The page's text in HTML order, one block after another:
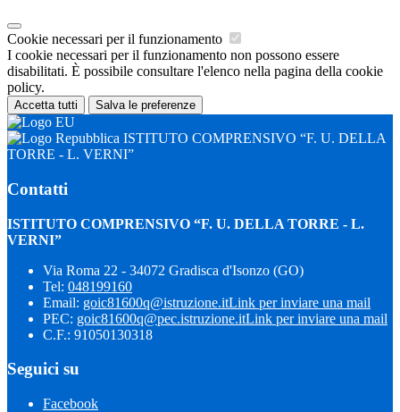
Cookie necessari per il funzionamento
I cookie necessari per il funzionamento non possono essere
disabilitati. È possibile consultare l'elenco nella pagina della cookie
policy.
Accetta tutti Salva le preferenze
ISTITUTO COMPRENSIVO “F. U. DELLA
TORRE - L. VERNI”
Contatti
ISTITUTO COMPRENSIVO “F. U. DELLA TORRE - L.
VERNI”
Via Roma 22 - 34072 Gradisca d'Isonzo (GO)
Tel: 048199160
Email: goic81600q@istruzione.itLink per inviare una mail
PEC: goic81600q@pec.istruzione.itLink per inviare una mail
C.F.: 91050130318
Seguici su
Facebook